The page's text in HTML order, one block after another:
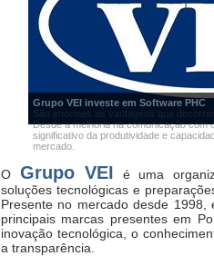
Grupo VEI investe em Software PHC
São enormes as vantagens que
Desde a melhoria na comunicação com
significativo da produtividade e
mercado.
O Grupo VEI
é uma
soluções tecnológicas e
Presente no mercado desde
principais marcas presentes em
inovação tecnológica, o
a transparência.